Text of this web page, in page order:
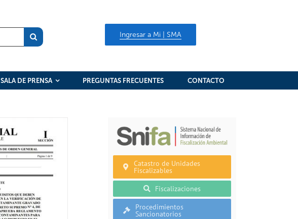
Ingresar a Mi | SMA
SALA DE PRENSA PREGUNTAS FRECUENTES CONTACTO
Catastro de Unidades
Fiscalizables
Fiscalizaciones
Procedimientos
Sancionatorios